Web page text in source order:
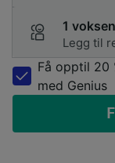
1
Legg til
Få opptil 20
med Genius